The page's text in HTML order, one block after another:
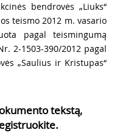
bendrovės „Liuks“
teismo 2012 m. vasario
pagal teismingumą
2-1503-390/2012 pagal
„Saulius ir Kristupas“
tekstą,